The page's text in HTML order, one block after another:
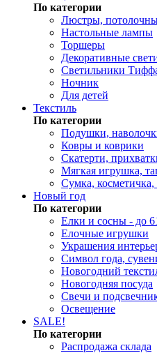
По категории
Люстры,
Настольные лампы
Торшеры
Декоративные
Светильники
Ночник
Для детей
Текстиль
По категории
Подушки,
Ковры и коврики
Скатерти,
Мягкая игрушка,
Сумка, косметичка,
Новый год
По категории
Елки и сосны - до
Елочные игрушки
Украшения
Символ года,
Новогодний
Новогодняя посуда
Свечи и
Освещение
SALE!
По категории
Распродажа склада